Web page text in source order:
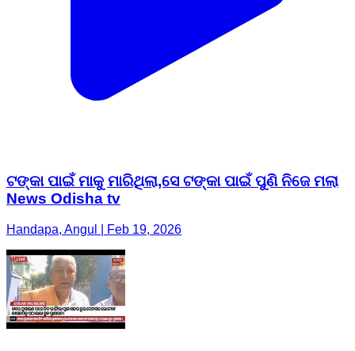
ଟଙ୍କା ପାଇଁ ମାକୁ ମାରିଥିଲା,ସେ ଟଙ୍କା ପାଇଁ ପୁଣି ନିଜେ ମଲା
News Odisha tv
Handapa, Angul | Feb 19, 2026